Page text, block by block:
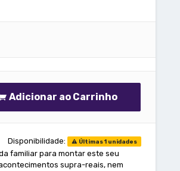
Adicionar ao Carrinho
Disponibilidade: Últimas 1 unidades
familiar para montar este seu
supra-reais, nem